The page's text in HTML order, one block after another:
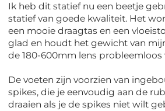
Ik heb dit statief nu een beetje
statief van goede kwaliteit. Het
een mooie draagtas en een
glad en houdt het gewicht van
de 180-600mm lens probleemloos
De voeten zijn voorzien van
spikes, die je eenvoudig aan de
draaien als je de spikes niet wilt